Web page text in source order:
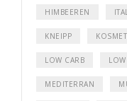
HIMBEEREN
KNEIPP
LOW CARB
MEDITERRAN